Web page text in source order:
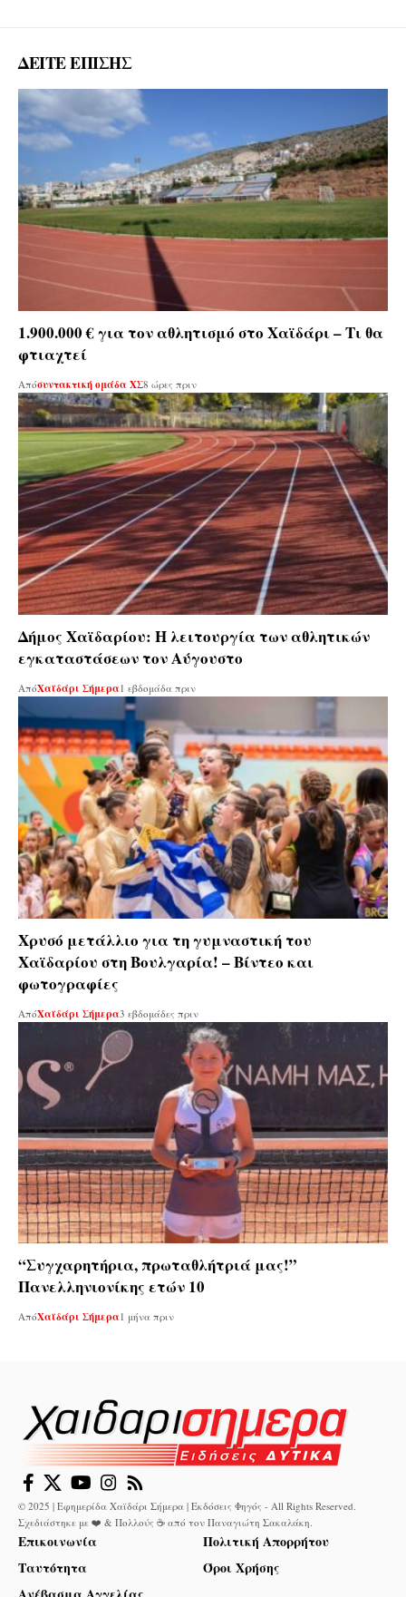
ΔΕΙΤΕ ΕΠΙΣΗΣ
1.900.000 € για τον αθλητισμό στο Χαϊδάρι – Τι θα
φτιαχτεί
Απόσυντακτική ομάδα ΧΣ8 ώρες πριν
Δήμος Χαϊδαρίου: Η λειτουργία των αθλητικών
εγκαταστάσεων τον Αύγουστο
ΑπόΧαϊδάρι Σήμερα 1 εβδομάδα πριν
Χρυσό μετάλλιο για τη γυμναστική του
Χαϊδαρίου στη Βουλγαρία! – Βίντεο και
φωτογραφίες
ΑπόΧαϊδάρι Σήμερα3 εβδομάδες πριν
“Συγχαρητήρια, πρωταθλήτριά μας!”
Πανελληνιονίκης ετών 10
ΑπόΧαϊδάρι Σήμερα1 μήνα πριν
© 2025 | Εφημερίδα Χαϊδάρι Σήμερα | Εκδόσεις Φηγός - All Rights Reserved.
Σχεδιάστηκε με ❤️ & Πολλούς ☕ από τον Παναγιώτη Σακαλάκη
Επικοινωνία
Ταυτότητα
Πολιτική Απορρήτου
Όροι Χρήσης